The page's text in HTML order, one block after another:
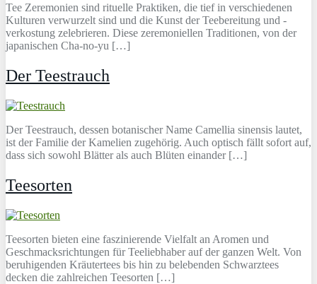
Tee Zeremonien sind rituelle Praktiken, die tief in verschiedenen
Kulturen verwurzelt sind und die Kunst der Teebereitung und -
verkostung zelebrieren. Diese zeremoniellen Traditionen, von der
japanischen Cha-no-yu […]
Der Teestrauch
Der Teestrauch, dessen botanischer Name Camellia sinensis lautet,
ist der Familie der Kamelien zugehörig. Auch optisch fällt sofort auf,
dass sich sowohl Blätter als auch Blüten einander […]
Teesorten
Teesorten bieten eine faszinierende Vielfalt an Aromen und
Geschmacksrichtungen für Teeliebhaber auf der ganzen Welt. Von
beruhigenden Kräutertees bis hin zu belebenden Schwarztees
decken die zahlreichen Teesorten […]